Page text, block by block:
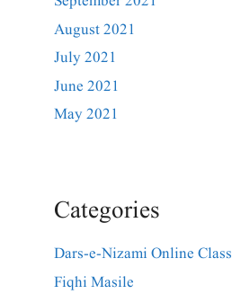
August 2021
July 2021
June 2021
May 2021
Categories
Dars-e-Nizami Online Class
Fiqhi Masile